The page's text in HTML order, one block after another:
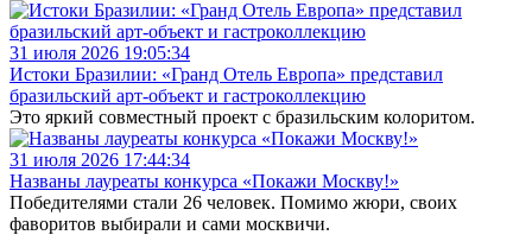
31 июля 2026 19:05:34
Истоки Бразилии: «Гранд Отель Европа» представил
бразильский арт-объект и гастроколлекцию
Это яркий совместный проект с бразильским колоритом.
31 июля 2026 17:44:34
Названы лауреаты конкурса «Покажи Москву!»
Победителями стали 26 человек. Помимо жюри, своих
фаворитов выбирали и сами москвичи.